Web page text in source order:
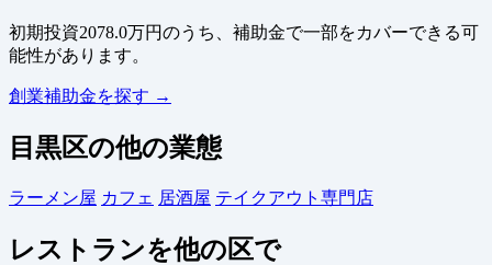
初期投資2078.0万円のうち、補助金で一部をカバーできる可
能性があります。
創業補助金を探す →
目黒区の他の業態
ラーメン屋 カフェ 居酒屋 テイクアウト専門店
レストランを他の区で